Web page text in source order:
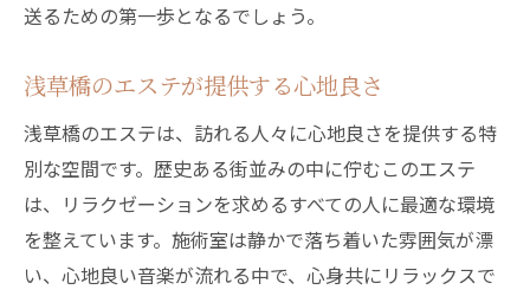
送るための第一歩となるでしょう。
浅草橋のエステが提供する心地良さ
浅草橋のエステは、訪れる人々に心地良さを提供する特
別な空間です。歴史ある街並みの中に佇むこのエステ
は、リラクゼーションを求めるすべての人に最適な環境
を整えています。施術室は静かで落ち着いた雰囲気が漂
い、心地良い音楽が流れる中で、心身共にリラックスで